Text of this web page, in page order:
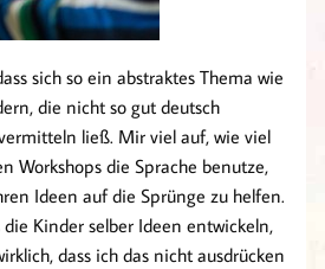
sich so ein abstraktes Thema wie
die nicht so gut deutsch
ließ. Mir viel auf, wie viel
Workshops die Sprache benutze,
Ideen auf die Sprünge zu helfen.
Kinder selber Ideen entwickeln,
dass ich das nicht ausdrücken